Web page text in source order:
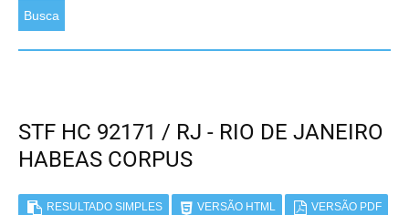
Busca
STF HC 92171 / RJ - RIO DE JANEIRO
HABEAS CORPUS
RESULTADO SIMPLES VERSÃO HTML VERSÃO PDF